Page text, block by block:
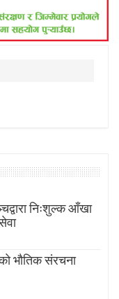
निःशुल्क आँखा
भौतिक संरचना